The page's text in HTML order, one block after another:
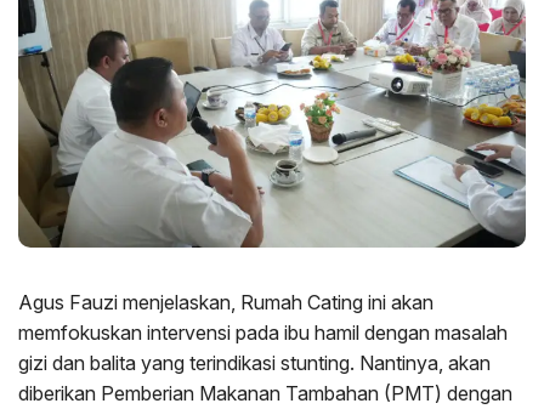
Agus Fauzi menjelaskan, Rumah Cating ini akan
memfokuskan intervensi pada ibu hamil dengan masalah
gizi dan balita yang terindikasi stunting. Nantinya, akan
diberikan Pemberian Makanan Tambahan (PMT) dengan